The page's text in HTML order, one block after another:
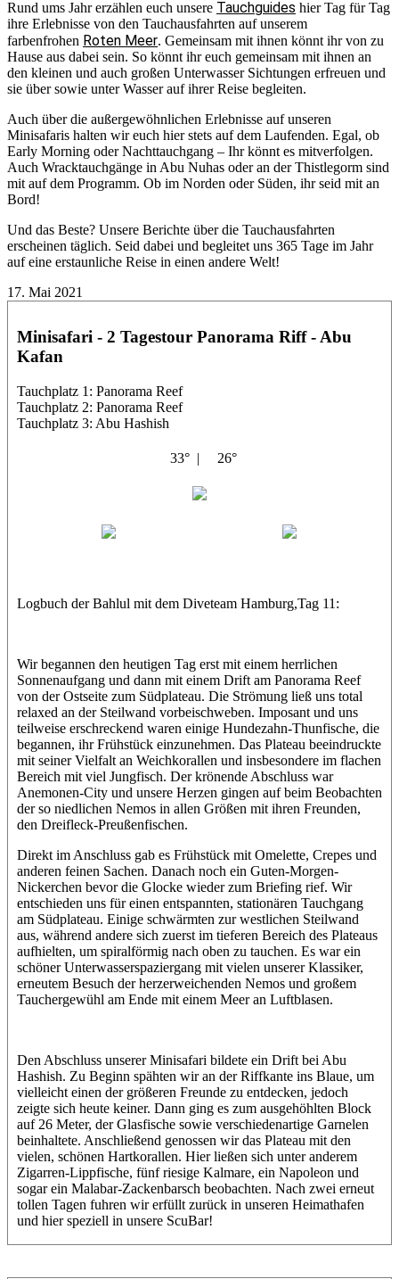
Rund ums Jahr erzählen euch unsere Tauchguides hier Tag für Tag
ihre Erlebnisse von den Tauchausfahrten auf unserem
farbenfrohen Roten Meer. Gemeinsam mit ihnen könnt ihr von zu
Hause aus dabei sein. So könnt ihr euch gemeinsam mit ihnen an
den kleinen und auch großen Unterwasser Sichtungen erfreuen und
sie über sowie unter Wasser auf ihrer Reise begleiten.
Auch über die außergewöhnlichen Erlebnisse auf unseren
Minisafaris halten wir euch hier stets auf dem Laufenden. Egal, ob
Early Morning oder Nachttauchgang – Ihr könnt es mitverfolgen.
Auch Wracktauchgänge in Abu Nuhas oder an der Thistlegorm sind
mit auf dem Programm. Ob im Norden oder Süden, ihr seid mit an
Bord!
Und das Beste? Unsere Berichte über die Tauchausfahrten
erscheinen täglich. Seid dabei und begleitet uns 365 Tage im Jahr
auf eine erstaunliche Reise in einen andere Welt!
17. Mai 2021
Minisafari - 2 Tagestour Panorama Riff - Abu
Kafan
Tauchplatz 1: Panorama Reef
Tauchplatz 2: Panorama Reef
Tauchplatz 3: Abu Hashish
33° | 26°
Logbuch der Bahlul mit dem Diveteam Hamburg,Tag 11:
Wir begannen den heutigen Tag erst mit einem herrlichen
Sonnenaufgang und dann mit einem Drift am Panorama Reef
von der Ostseite zum Südplateau. Die Strömung ließ uns total
relaxed an der Steilwand vorbeischweben. Imposant und uns
teilweise erschreckend waren einige Hundezahn-Thunfische, die
begannen, ihr Frühstück einzunehmen. Das Plateau beeindruckte
mit seiner Vielfalt an Weichkorallen und insbesondere im flachen
Bereich mit viel Jungfisch. Der krönende Abschluss war
Anemonen-City und unsere Herzen gingen auf beim Beobachten
der so niedlichen Nemos in allen Größen mit ihren Freunden,
den Dreifleck-Preußenfischen.
Direkt im Anschluss gab es Frühstück mit Omelette, Crepes und
anderen feinen Sachen. Danach noch ein Guten-Morgen-
Nickerchen bevor die Glocke wieder zum Briefing rief. Wir
entschieden uns für einen entspannten, stationären Tauchgang
am Südplateau. Einige schwärmten zur westlichen Steilwand
aus, während andere sich zuerst im tieferen Bereich des Plateaus
aufhielten, um spiralförmig nach oben zu tauchen. Es war ein
schöner Unterwasserspaziergang mit vielen unserer Klassiker,
erneutem Besuch der herzerweichenden Nemos und großem
Tauchergewühl am Ende mit einem Meer an Luftblasen.
Den Abschluss unserer Minisafari bildete ein Drift bei Abu
Hashish. Zu Beginn spähten wir an der Riffkante ins Blaue, um
vielleicht einen der größeren Freunde zu entdecken, jedoch
zeigte sich heute keiner. Dann ging es zum ausgehöhlten Block
auf 26 Meter, der Glasfische sowie verschiedenartige Garnelen
beinhaltete. Anschließend genossen wir das Plateau mit den
vielen, schönen Hartkorallen. Hier ließen sich unter anderem
Zigarren-Lippfische, fünf riesige Kalmare, ein Napoleon und
sogar ein Malabar-Zackenbarsch beobachten. Nach zwei erneut
tollen Tagen fuhren wir erfüllt zurück in unseren Heimathafen
und hier speziell in unsere ScuBar!